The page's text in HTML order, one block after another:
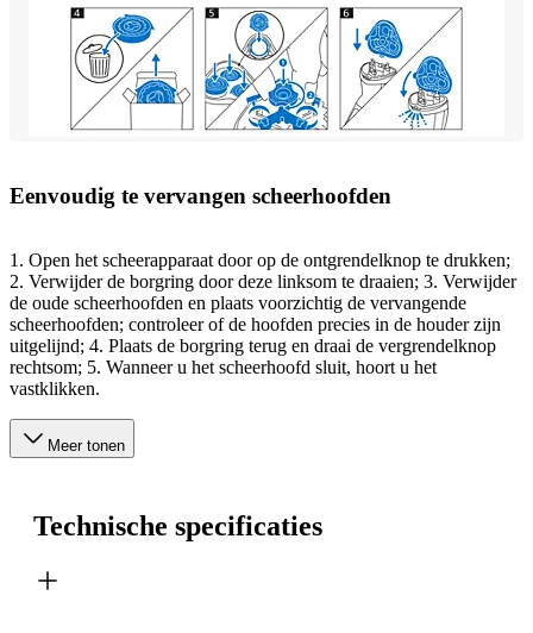
Eenvoudig te vervangen scheerhoofden
1. Open het scheerapparaat door op de ontgrendelknop te drukken;
2. Verwijder de borgring door deze linksom te draaien; 3. Verwijder
de oude scheerhoofden en plaats voorzichtig de vervangende
scheerhoofden; controleer of de hoofden precies in de houder zijn
uitgelijnd; 4. Plaats de borgring terug en draai de vergrendelknop
rechtsom; 5. Wanneer u het scheerhoofd sluit, hoort u het
vastklikken.
Meer tonen
Technische specificaties